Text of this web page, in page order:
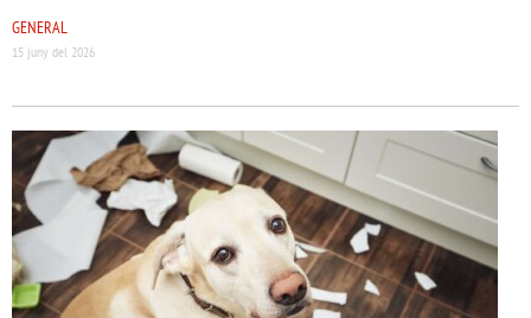
GENERAL
15 juny del 2026